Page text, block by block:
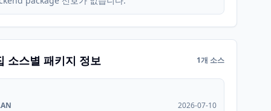
소스별 패키지 정보 1개 소스
2026-07-10